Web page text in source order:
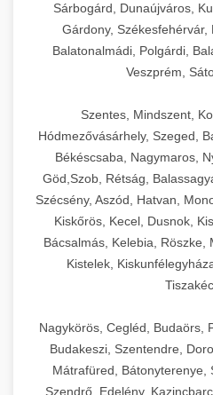
Sárbogárd, Dunaújváros,
Gárdony, Székesfehérvár,
Balatonalmádi, Polgárdi,
Veszprém,
Szentes, Mindszent,
Hódmezővásárhely, Szeged,
Békéscsaba, Nagymaros,
Göd,Szob, Rétság,
Szécsény, Aszód, Hatvan,
Kiskőrös, Kecel, Dusnok,
Bácsalmás, Kelebia, Röszke,
Kistelek,
Nagykörös, Cegléd, Budaörs,
Budakeszi, Szentendre,
Mátrafüred, Bátonyterenye,
Szendrő, Edelény,